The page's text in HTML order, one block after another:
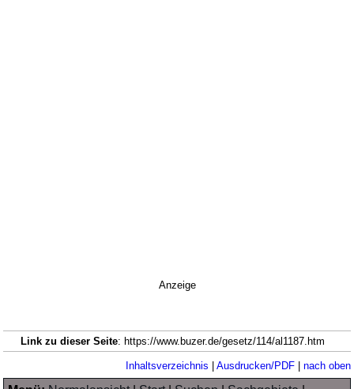
Anzeige
Link zu dieser Seite: https://www.buzer.de/gesetz/114/al1187.htm
Inhaltsverzeichnis | Ausdrucken/PDF| nach oben